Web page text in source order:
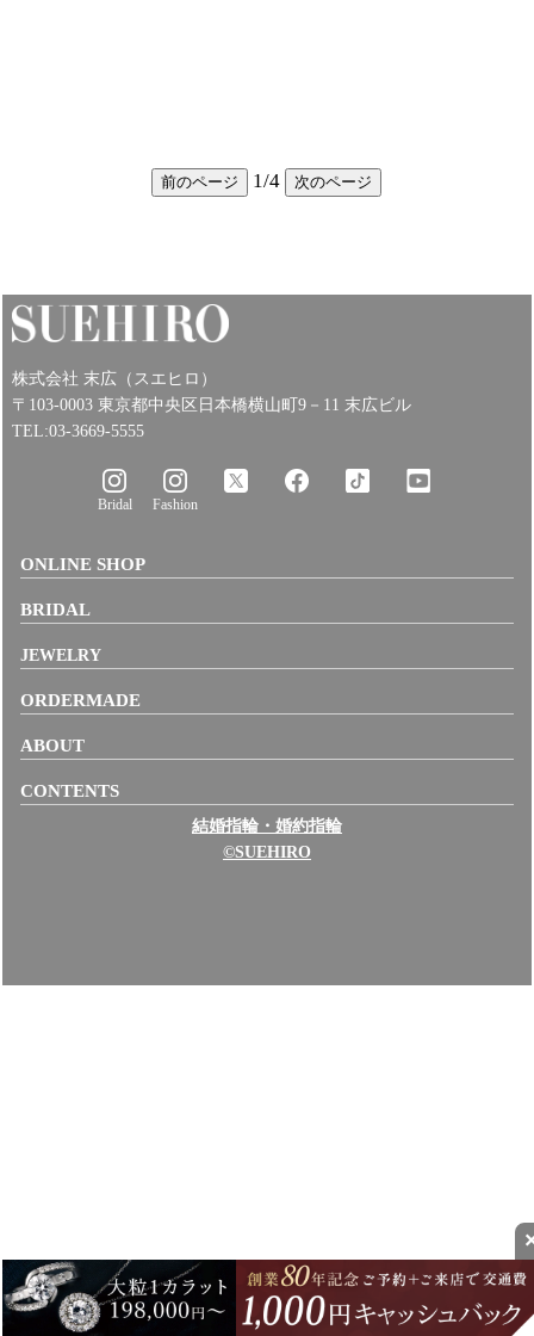
前のページ 1/4 次のページ
株式会社 末広（スエヒロ）
〒103-0003 東京都中央区日本橋横山町9－11 末広ビル
TEL:03-3669-5555
Bridal Fashion
ONLINE SHOP
BRIDAL
JEWELRY
ORDERMADE
ABOUT
CONTENTS
結婚指輪・婚約指輪
©SUEHIRO